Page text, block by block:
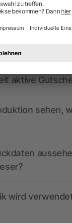
Wir haben
aktive
sehen,
wird